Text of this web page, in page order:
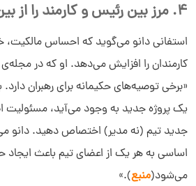
4. مرز بین رئیس و کارمند را از بین ببرید
استفانی دانو می‌گوید که احساس مالکیت،
کارمندان را افزایش می‌دهد. او که در
«برخی توصیه‌های حکیمانه برای رهبران
یک پروژه جدید به وجود می‌آید، مسئولیت
جدید تیم (نه مدیر) اختصاص دهید. دانو
اساسی به هر یک از اعضای تیم باعث
می‌شود(منبع).»